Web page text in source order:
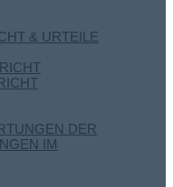
& URTEILE
DER
IM